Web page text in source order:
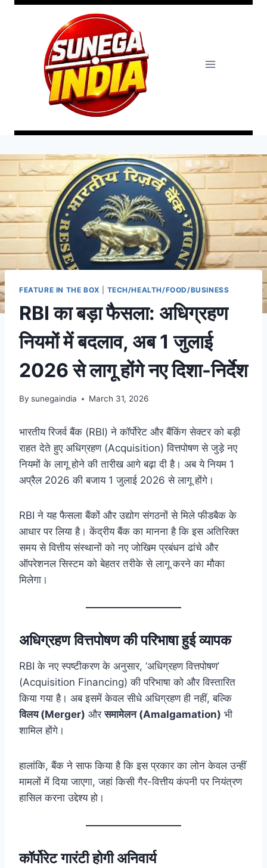
FEATURE IN THE BOX TECH/HEALTH/FOOD/BUSINESS
RBI का बड़ा फैसला: अधिग्रहण
नियमों में बदलाव, अब 1 जुलाई
2026 से लागू होंगे नए दिशा-निर्देश
By sunegaindia March 31, 2026
भारतीय रिजर्व बैंक (RBI) ने कॉर्पोरेट और बैंकिंग सेक्टर को बड़ी
राहत देते हुए अधिग्रहण (Acquisition) वित्तपोषण से जुड़े नए
नियमों के लागू होने की तारीख आगे बढ़ा दी है। अब ये नियम 1
अप्रैल 2026 की बजाय 1 जुलाई 2026 से लागू होंगे।
RBI ने यह फैसला बैंकों और उद्योग संगठनों से मिले फीडबैक के
आधार पर लिया है। केंद्रीय बैंक का मानना है कि इस अतिरिक्त
समय से वित्तीय संस्थानों को नए जोखिम प्रबंधन ढांचे और
ऑपरेशनल सिस्टम को बेहतर तरीके से लागू करने का मौका
मिलेगा।
अधिग्रहण वित्तपोषण की परिभाषा हुई व्यापक
RBI के नए स्पष्टीकरण के अनुसार, ‘अधिग्रहण वित्तपोषण’
(Acquisition Financing) की परिभाषा को और विस्तारित
किया गया है। अब इसमें केवल सीधे अधिग्रहण ही नहीं, बल्कि
विलय (Merger) औरसमामेलन (Amalgamation) भी
शामिल होंगे।
हालांकि, बैंक ने साफ किया है कि इस प्रकार का लोन केवल उन्हीं
मामलों में दिया जाएगा, जहां किसी गैर-वित्तीय कंपनी पर नियंत्रण
हासिल करना उद्देश्य हो।
कॉर्पोरेट गारंटी होगी अनिवार्य